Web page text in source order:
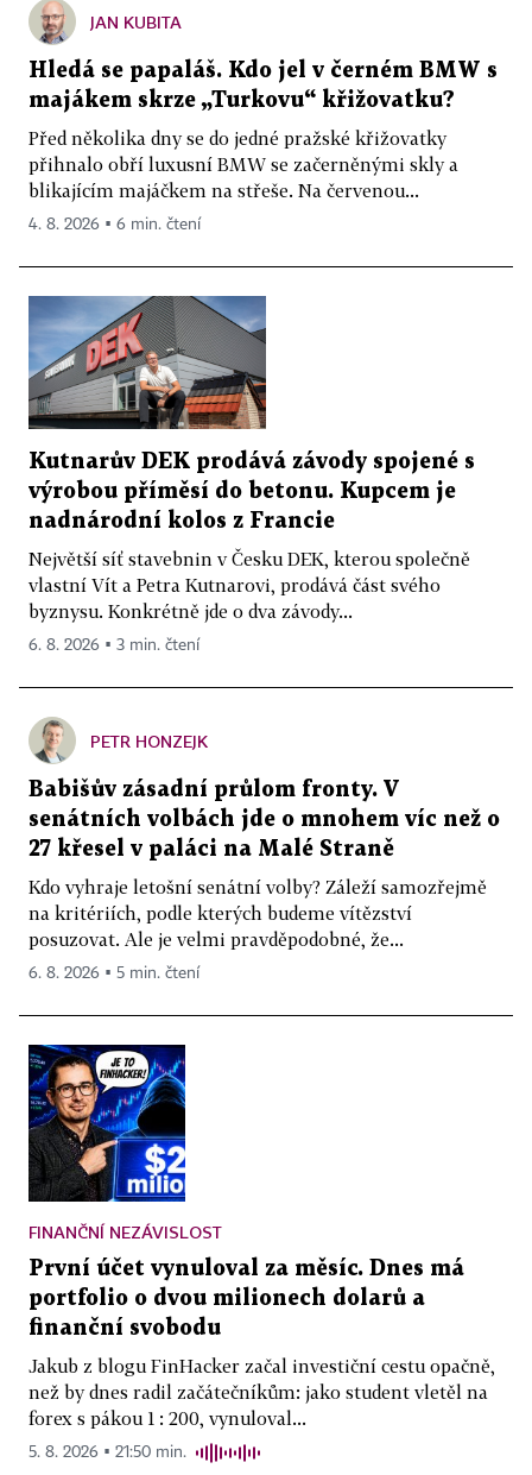
JAN KUBITA
Hledá se papaláš. Kdo jel v černém BMW s
majákem skrze „Turkovu“ křižovatku?
Před několika dny se do jedné pražské křižovatky
přihnalo obří luxusní BMW se začerněnými skly a
blikajícím majáčkem na střeše. Na červenou...
4. 8. 2026 ▪ 6 min. čtení
Kutnarův DEK prodává závody spojené s
výrobou příměsí do betonu. Kupcem je
nadnárodní kolos z Francie
Největší síť stavebnin v Česku DEK, kterou společně
vlastní Vít a Petra Kutnarovi, prodává část svého
byznysu. Konkrétně jde o dva závody...
6. 8. 2026 ▪ 3 min. čtení
PETR HONZEJK
Babišův zásadní průlom fronty. V
senátních volbách jde o mnohem víc než o
27 křesel v paláci na Malé Straně
Kdo vyhraje letošní senátní volby? Záleží samozřejmě
na kritériích, podle kterých budeme vítězství
posuzovat. Ale je velmi pravděpodobné, že...
6. 8. 2026 ▪ 5 min. čtení
FINANČNÍ NEZÁVISLOST
První účet vynuloval za měsíc. Dnes má
portfolio o dvou milionech dolarů a
finanční svobodu
Jakub z blogu FinHacker začal investiční cestu opačně,
než by dnes radil začátečníkům: jako student vletěl na
forex s pákou 1 : 200, vynuloval...
5. 8. 2026 ▪ 21:50 min.